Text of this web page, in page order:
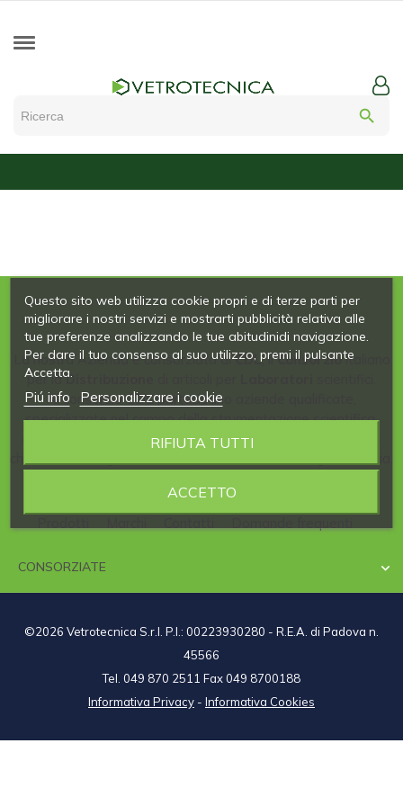
search
La nostra Azienda è consorziata alCDL, ilConsorzioitaliano
per laDistribuzione
Al consorzio CDL partecipano aziende qualificate,
specializzate nel campo della strumentazione scientifica,
delle vetrerie e dei materiali per il laboratorio, dei prodotti
CONSORZIATE 
Questo sito web utilizza cookie propri e di terze parti per
migliorare i nostri servizi e mostrarti pubblicità relativa alle
tue preferenze analizzando le tue abitudinidi navigazione.
Per dare il tuo consenso al suo utilizzo, premi il pulsante
Accetta.
Piú info Personalizzare i cookie
RIFIUTA TUTTI
ACCETTO
©2026 Vetrotecnica S.r.l. P.I.: 00223930280 - R.E.A. di Padova n.
45566
Tel. 049 870 2511 Fax 049 8700188
Informativa Privacy - Informativa Cookies